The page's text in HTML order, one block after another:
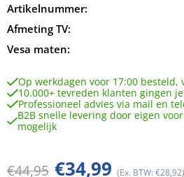
Artikelnummer:
Afmeting TV:
Vesa maten:
Op werkdagen voor 17:00 besteld,
10.000+ tevreden klanten gingen
Professioneel advies via mail en
B2B snelle levering door eigen
mogelijk
Oorspronkelijke prijs
€44,95 Huidige prijs
€34,99 (Ex. BTW: €28,92)